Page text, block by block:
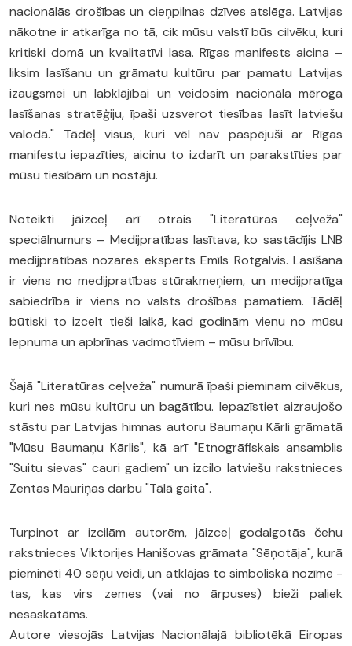
nacionālās drošības un cieņpilnas dzīves atslēga. Latvijas
nākotne ir atkarīga no tā, cik mūsu valstī būs cilvēku, kuri
kritiski domā un kvalitatīvi lasa. Rīgas manifests aicina –
liksim lasīšanu un grāmatu kultūru par pamatu Latvijas
izaugsmei un labklājībai un veidosim nacionāla mēroga
lasīšanas stratēģiju, īpaši uzsverot tiesības lasīt latviešu
valodā." Tādēļ visus, kuri vēl nav paspējuši ar Rīgas
manifestu iepazīties, aicinu to izdarīt un parakstīties par
mūsu tiesībām un nostāju.
Noteikti jāizceļ arī otrais "Literatūras ceļveža"
speciālnumurs – Medijpratības lasītava, ko sastādījis LNB
medijpratības nozares eksperts Emīls Rotgalvis. Lasīšana
ir viens no medijpratības stūrakmeņiem, un medijpratīga
sabiedrība ir viens no valsts drošības pamatiem. Tādēļ
būtiski to izcelt tieši laikā, kad godinām vienu no mūsu
lepnuma un apbrīnas vadmotīviem – mūsu brīvību.
Šajā "Literatūras ceļveža" numurā īpaši pieminam cilvēkus,
kuri nes mūsu kultūru un bagātību. Iepazīstiet aizraujošo
stāstu par Latvijas himnas autoru Baumaņu Kārli grāmatā
"Mūsu Baumaņu Kārlis", kā arī "Etnogrāfiskais ansamblis
"Suitu sievas" cauri gadiem" un izcilo latviešu rakstnieces
Zentas Mauriņas darbu "Tālā gaita".
Turpinot ar izcilām autorēm, jāizceļ godalgotās čehu
rakstnieces Viktorijes Hanišovas grāmata "Sēņotāja", kurā
pieminēti 40 sēņu veidi, un atklājas to simboliskā nozīme -
tas, kas virs zemes (vai no ārpuses) bieži paliek
nesaskatāms.
Autore viesojās Latvijas Nacionālajā bibliotēkā Eiropas